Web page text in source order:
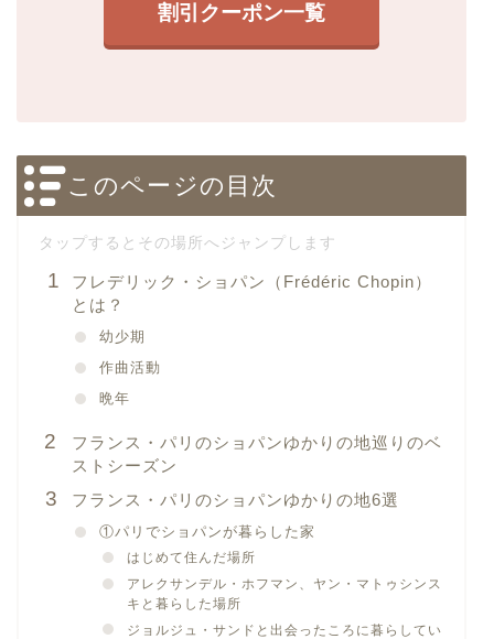
割引クーポン一覧
このページの目次
フレデリック・ショパン（Frédéric Chopin）
とは？
幼少期
作曲活動
晩年
フランス・パリのショパンゆかりの地巡りのベ
ストシーズン
フランス・パリのショパンゆかりの地6選
①パリでショパンが暮らした家
はじめて住んだ場所
アレクサンデル・ホフマン、ヤン・マトゥシンス
キと暮らした場所
ジョルジュ・サンドと出会ったころに暮らしてい